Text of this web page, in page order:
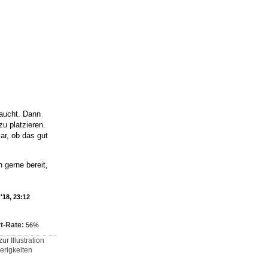
Dann
platzieren.
ob das gut
bereit,
23:12
Rate: 56%
Illustration